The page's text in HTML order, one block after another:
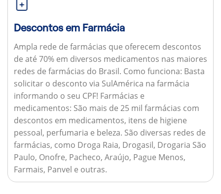
Descontos em Farmácia
Ampla rede de farmácias que oferecem descontos
de até 70% em diversos medicamentos nas maiores
redes de farmácias do Brasil. Como funciona: Basta
solicitar o desconto via SulAmérica na farmácia
informando o seu CPF! Farmácias e
medicamentos: São mais de 25 mil farmácias com
descontos em medicamentos, itens de higiene
pessoal, perfumaria e beleza. São diversas redes de
farmácias, como Droga Raia, Drogasil, Drogaria São
Paulo, Onofre, Pacheco, Araújo, Pague Menos,
Farmais, Panvel e outras.